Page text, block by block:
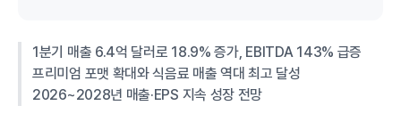
1분기 매출 6.4억 달러로 18.9% 증가, EBITDA 143% 급증
프리미엄 포맷 확대와 식음료 매출 역대 최고 달성
2026~2028년 매출·EPS 지속 성장 전망